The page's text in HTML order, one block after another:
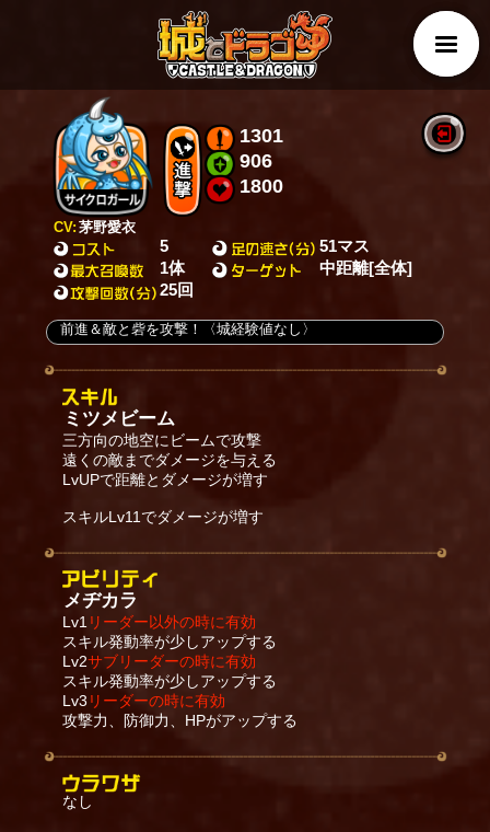
CV: 茅野愛衣
1301
906
1800
5
1体
25回
51マス
中距離[全体]
前進＆敵と砦を攻撃！〈城経験値なし〉
ミツメビーム
三方向の地空にビームで攻撃
遠くの敵までダメージを与える
LvUPで距離とダメージが増す
スキルLv11でダメージが増す
メヂカラ
Lv1 リーダー以外の時に有効
スキル発動率が少しアップする
Lv2サブリーダーの時に有効
スキル発動率が少しアップする
Lv3 リーダーの時に有効
攻撃力、防御力、HPがアップする
なし